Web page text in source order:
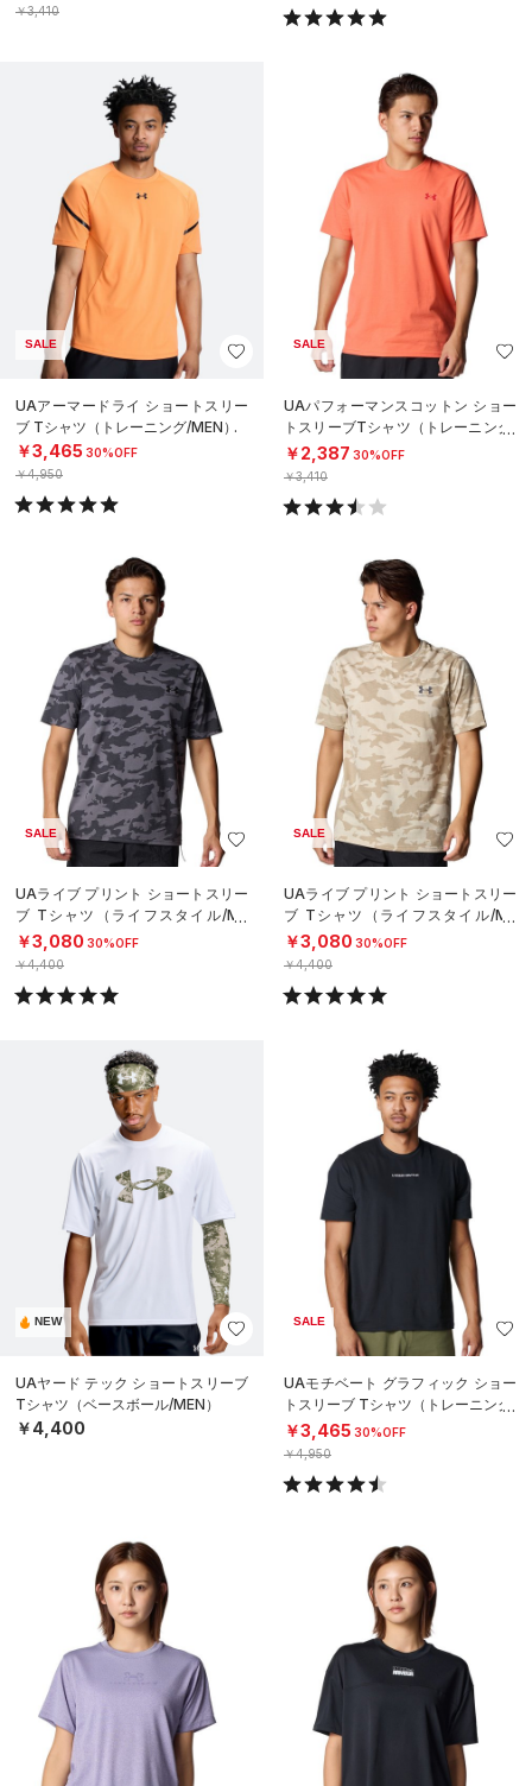
￥3,410
SALE
UAアーマードライ ショートスリー
ブ Tシャツ（トレーニング/MEN）
￥3,465 30%OFF
￥4,950
SALE
UAパフォーマンスコットン ショー
トスリーブTシャツ（トレーニング/
MEN）
￥2,387 30%OFF
￥3,410
SALE
UAライブ プリント ショートスリー
ブ Tシャツ（ライフスタイル/ME
N）
￥3,080 30%OFF
￥4,400
SALE
UAライブ プリント ショートスリー
ブ Tシャツ（ライフスタイル/ME
N）
￥3,080 30%OFF
￥4,400
NEW
UAヤード テック ショートスリーブ
Tシャツ（ベースボール/MEN）
￥4,400
SALE
UAモチベート グラフィック ショー
トスリーブ Tシャツ（トレーニング/
MEN）
￥3,465 30%OFF
￥4,950